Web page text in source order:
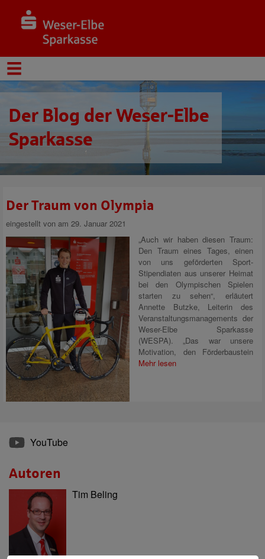
Der Blog der Weser-Elbe
Sparkasse
Der Traum von Olympia
eingestellt von am 29. Januar 2021
„Auch wir haben diesen Traum:
Den Traum eines Tages, einen
von uns geförderten Sport-
Stipendiaten aus unserer Heimat
bei den Olympischen Spielen
starten zu sehen“, erläutert
Annette Butzke, Leiterin des
Veranstaltungsmanagements der
Weser-Elbe Sparkasse
(WESPA). „Das war unsere
Motivation, den Förderbaustein
Mehr lesen
YouTube
Autoren
Tim Beling